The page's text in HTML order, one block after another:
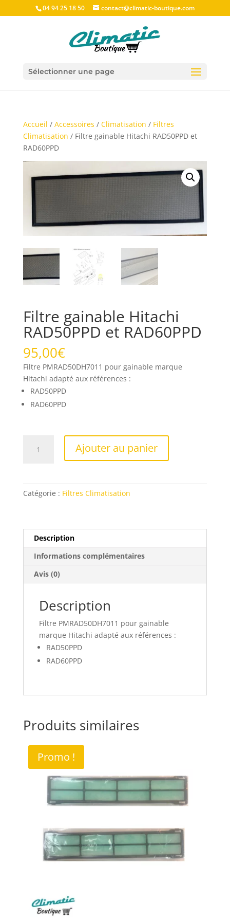
04 94 25 18 50 contact@climatic-boutique.com
Sélectionner une page
Accueil / Accessoires / Climatisation / Filtres
Climatisation / Filtre gainable Hitachi RAD50PPD et
RAD60PPD
Filtre gainable Hitachi
RAD50PPD et RAD60PPD
95,00€
Filtre PMRAD50DH7011 pour gainable marque
Hitachi adapté aux références :
RAD50PPD
RAD60PPD
Hitachi
RAD50PPD
Ajouter au panier
Catégorie : Filtres Climatisation
Description
Informations complémentaires
Avis (0)
Description
Filtre PMRAD50DH7011 pour gainable
marque Hitachi adapté aux références :
RAD50PPD
RAD60PPD
Produits similaires
Promo !